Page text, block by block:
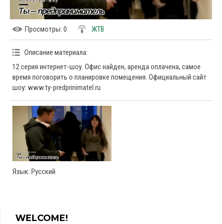
Просмотры: 0 ЖТВ
Описание материала:
12 серия интернет-шоу. Офис найден, аренда оплачена, самое
время поговорить о планировке помещения. Официальный сайт
шоу: www.ty-predprinimatel.ru
Язык: Русский
WELCOME!